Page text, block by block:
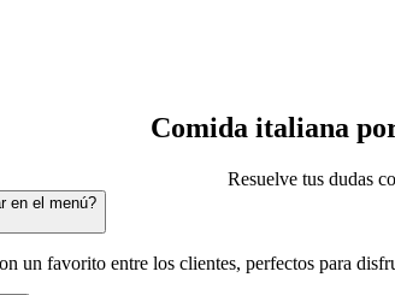
Comida italiana
Resuelve tus dudas
en el menú?
un favorito entre los clientes, perfectos para